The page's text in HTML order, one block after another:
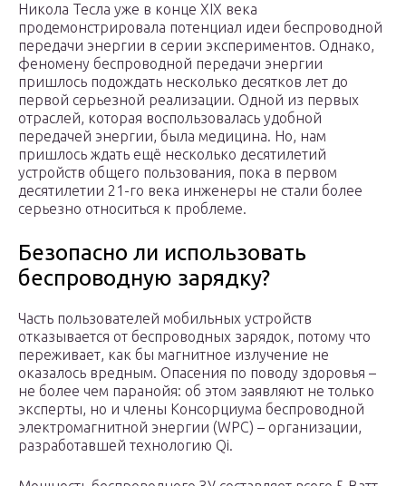
Никола Тесла уже в конце XIX века
продемонстрировала потенциал идеи беспроводной
передачи энергии в серии экспериментов. Однако,
феномену беспроводной передачи энергии
пришлось подождать несколько десятков лет до
первой серьезной реализации. Одной из первых
отраслей, которая воспользовалась удобной
передачей энергии, была медицина. Но, нам
пришлось ждать ещё несколько десятилетий
устройств общего пользования, пока в первом
десятилетии 21-го века инженеры не стали более
серьезно относиться к проблеме.
Безопасно ли использовать
беспроводную зарядку?
Часть пользователей мобильных устройств
отказывается от беспроводных зарядок, потому что
переживает, как бы магнитное излучение не
оказалось вредным. Опасения по поводу здоровья –
не более чем паранойя: об этом заявляют не только
эксперты, но и члены Консорциума беспроводной
электромагнитной энергии (WPC) – организации,
разработавшей технологию Qi.